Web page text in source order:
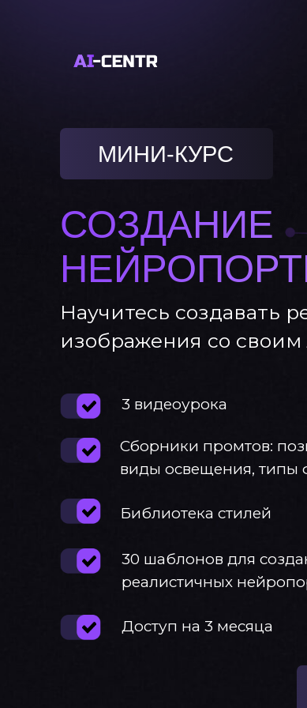
МИНИ-КУРС
СОЗДАНИЕ
Научитесь создавать
изображения со
3 видеоурока
30 шаблонов для
реалистичных
Доступ на 3 месяца
Сборники промтов:
виды освещения, типы
Библиотека стилей